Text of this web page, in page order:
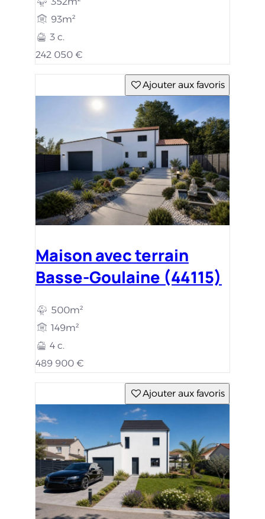
93m²
3 c.
242 050 €
Ajouter aux favoris
Maison avec terrain
Basse-Goulaine (44115)
500m²
149m²
4 c.
489 900 €
Ajouter aux favoris